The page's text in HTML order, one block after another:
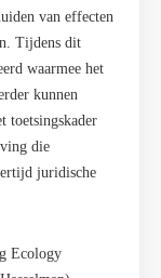
van effecten
Tijdens dit
waarmee het
kunnen
toetsingskader
die
juridische
Ecology